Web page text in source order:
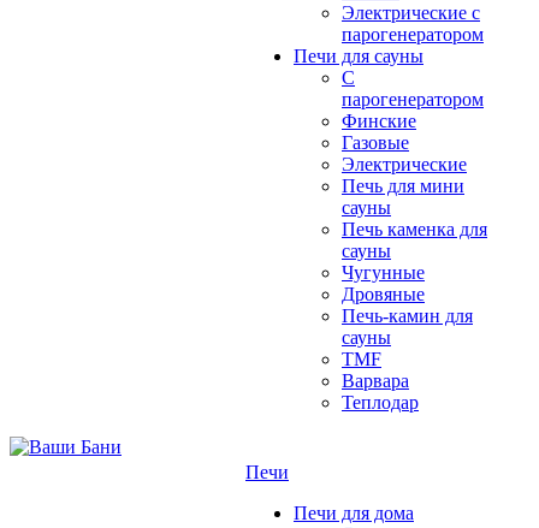
Электрические с
парогенератором
Печи для сауны
С
парогенератором
Финские
Газовые
Электрические
Печь для мини
сауны
Печь каменка для
сауны
Чугунные
Дровяные
Печь-камин для
сауны
TMF
Варвара
Теплодар
Печи
Печи для дома